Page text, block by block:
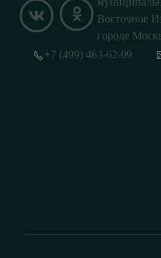
Восточное
городе
+7 (499) 463-62-09